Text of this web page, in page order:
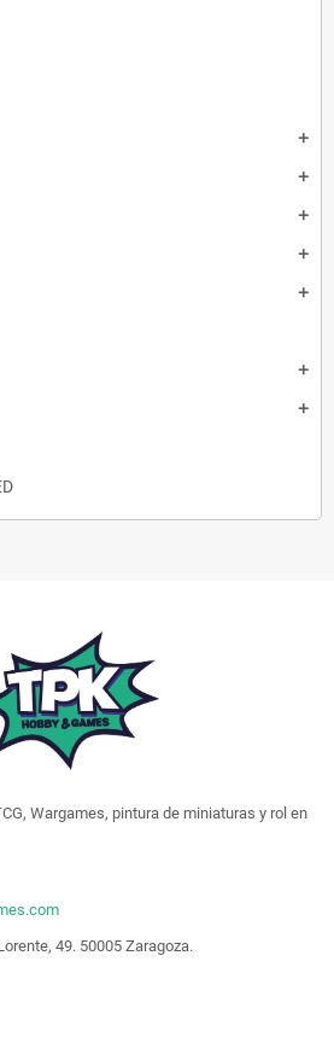
add
add
add
add
add
add
add
Wargames, pintura de miniaturas y rol en
49. 50005 Zaragoza.